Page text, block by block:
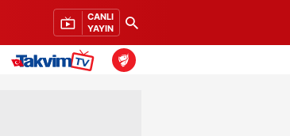
CANLI
YAYIN